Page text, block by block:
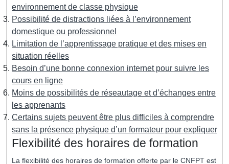
environnement de classe physique
Possibilité de distractions liées à l’environnement
domestique ou professionnel
Limitation de l’apprentissage pratique et des mises en
situation réelles
Besoin d’une bonne connexion internet pour suivre les
cours en ligne
Moins de possibilités de réseautage et d’échanges entre
les apprenants
Certains sujets peuvent être plus difficiles à comprendre
sans la présence physique d’un formateur pour expliquer
Flexibilité des horaires de formation
La flexibilité des horaires de formation offerte par le CNFPT est